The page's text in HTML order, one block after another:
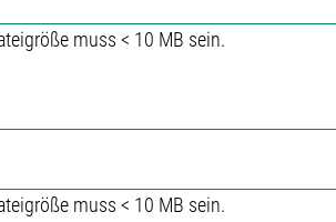
muss < 10 MB sein.
muss < 10 MB sein.